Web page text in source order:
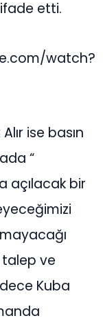
etti.
watch?
ise basın
“
açılacak bir
ve
Kuba